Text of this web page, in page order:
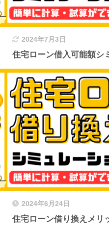
2024年7月3日
住宅ローン借入可能額シ
2024年6月24日
住宅ローン借り換えメリ